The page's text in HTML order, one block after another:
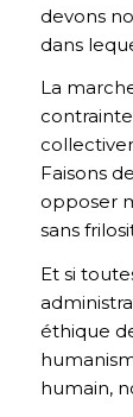
devons
dans
La
Faisons
opposer
sans
Et si
éthique
humain,